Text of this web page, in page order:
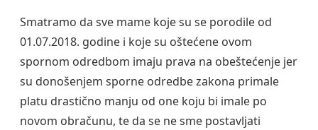
Smatramo da sve mame koje su se porodile od
01.07.2018. godine i koje su oštećene ovom
spornom odredbom imaju prava na obeštećenje jer
su donošenjem sporne odredbe zakona primale
platu drastično manju od one koju bi imale po
novom obračunu, te da se ne sme postavljati